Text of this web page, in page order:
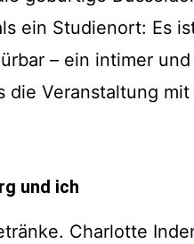
ein Studienort: Es
– ein intimer
Veranstaltung
und ich
Charlotte